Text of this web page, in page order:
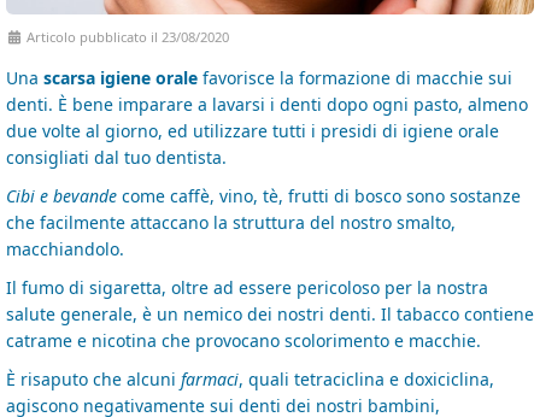
Articolo pubblicato il 23/08/2020
Una scarsa igiene orale favorisce la formazione di macchie sui
denti. È bene imparare a lavarsi i denti dopo ogni pasto, almeno
due volte al giorno, ed utilizzare tutti i presidi di igiene orale
consigliati dal tuo dentista.
Cibi e bevande come caffè, vino, tè, frutti di bosco sono sostanze
che facilmente attaccano la struttura del nostro smalto,
macchiandolo.
Il fumo di sigaretta, oltre ad essere pericoloso per la nostra
salute generale, è un nemico dei nostri denti. Il tabacco contiene
catrame e nicotina che provocano scolorimento e macchie.
È risaputo che alcuni farmaci, quali tetraciclina e doxiciclina,
agiscono negativamente sui denti dei nostri bambini,